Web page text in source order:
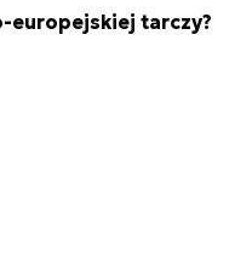
europejskiej tarczy?